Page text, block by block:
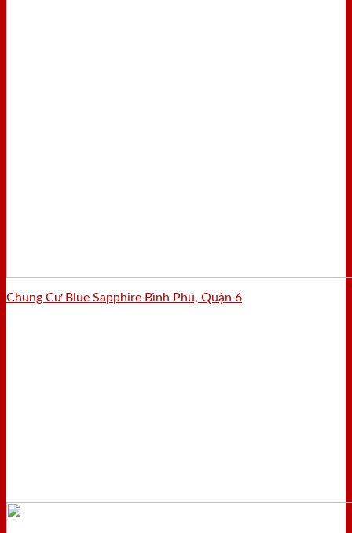
Chung Cư Blue Sapphire Bình Phú, Quận 6